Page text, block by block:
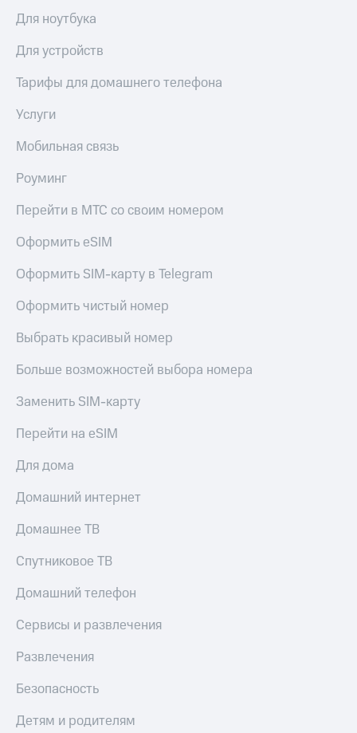
Для ноутбука
Для устройств
Тарифы для домашнего телефона
Услуги
Мобильная связь
Роуминг
Перейти в МТС со своим номером
Оформить eSIM
Оформить SIM-карту в Telegram
Оформить чистый номер
Выбрать красивый номер
Больше возможностей выбора номера
Заменить SIM-карту
Перейти на eSIM
Для дома
Домашний интернет
Домашнее ТВ
Спутниковое ТВ
Домашний телефон
Сервисы и развлечения
Развлечения
Безопасность
Детям и родителям